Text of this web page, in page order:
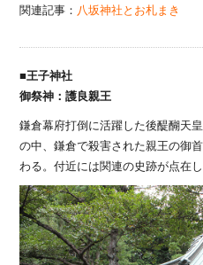
関連記事： 八坂神社とお札まき
■王子神社
御祭神：護良親王
鎌倉幕府打倒に活躍した後醍醐天
の中、鎌倉で殺害された親王の御
わる。付近には関連の史跡が点在